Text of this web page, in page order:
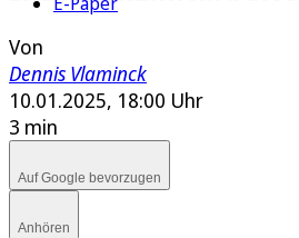
Von
Dennis Vlaminck
10.01.2025, 18:00 Uhr
3 min
Auf Google bevorzugen
Anhören